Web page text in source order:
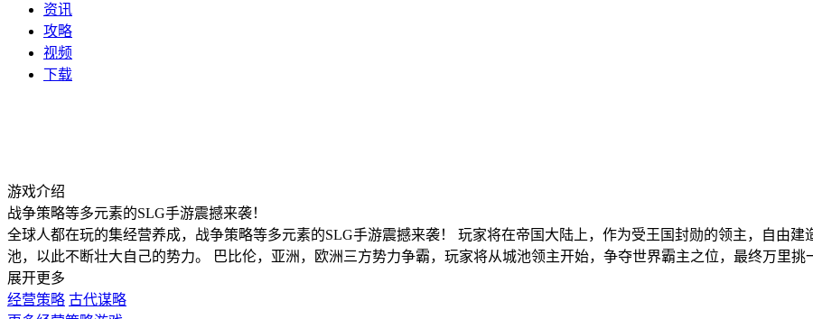
资讯
攻略
视频
下载
游戏介绍
战争策略等多元素的SLG手游震撼来袭！
全球人都在玩的集经营养成，战争策略等多元素的SLG手游震撼来袭！ 玩家将在帝国大陆上，作为受王国封勋的领主，自由
池，以此不断壮大自己的势力。 巴比伦，亚洲，欧洲三方势力争霸，玩家将从城池领主开始，争夺世界霸主之位，最终万里挑
展开更多
经营策略 古代谋略